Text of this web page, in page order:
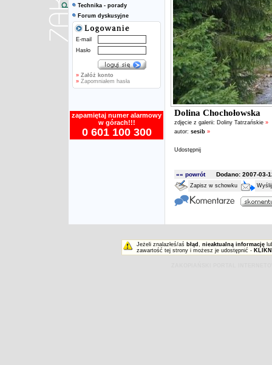
Technika - porady
Forum dyskusyjne
E-mail
Hasło
» Załóż konto
» Zapomniałem hasła
zapamiętaj numer alarmowy
w górach!!!
0 601 100 300
Dolina Chochołowska
zdjęcie z galerii: Doliny Tatrzańskie »
autor: sesib »
Udostępnij
«« powrótDodano: 2007-03-
Zapisz w schowku
Jeżeli znalazłeś/aś błąd , nieaktualną informację
zawartość tej strony i możesz je udostępnić -